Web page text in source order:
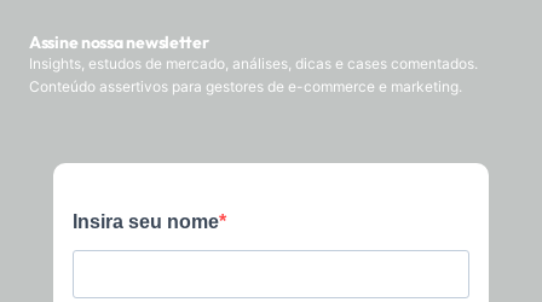
Assine nossa newsletter
Insights, estudos de mercado, análises, dicas e cases comentados.
Conteúdo assertivos para gestores de e-commerce e marketing.